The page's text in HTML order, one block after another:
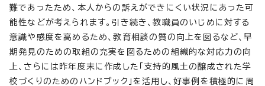
難であったため、本人からの訴えができにくい状況にあった可
能性などが考えられます。引き続き、教職員のいじめに対する
意識や感度を高めるため、教育相談の質の向上を図るなど、早
期発見のための取組の充実を図るための組織的な対応力の向
上、さらには昨年度末に作成した「支持的風土の醸成された学
校づくりのためのハンドブック」を活用し、好事例を積極的に周